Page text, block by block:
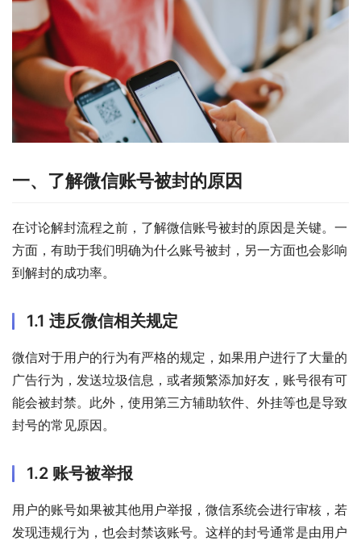
一、了解微信账号被封的原因
在讨论解封流程之前，了解微信账号被封的原因是关键。一
方面，有助于我们明确为什么账号被封，另一方面也会影响
到解封的成功率。
1.1 违反微信相关规定
微信对于用户的行为有严格的规定，如果用户进行了大量的
广告行为，发送垃圾信息，或者频繁添加好友，账号很有可
能会被封禁。此外，使用第三方辅助软件、外挂等也是导致
封号的常见原因。
1.2 账号被举报
用户的账号如果被其他用户举报，微信系统会进行审核，若
发现违规行为，也会封禁该账号。这样的封号通常是由用户